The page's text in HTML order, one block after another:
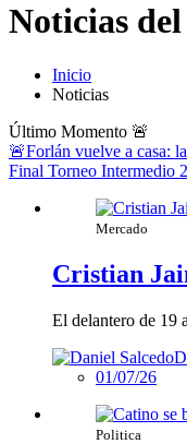
Noticias
Inicio
Noticias
Último Momento 🚨
🚨Forlán vuelve a casa:
Final Torneo Intermedio
Mercado
Cristian
El delantero de 19
01/07/26
Politica